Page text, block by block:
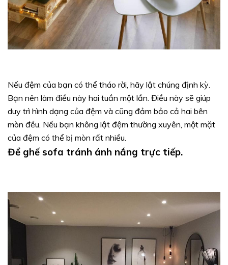
Nếu đệm của bạn có thể tháo rời, hãy lật chúng định kỳ.
Bạn nên làm điều này hai tuần một lần. Điều này sẽ giúp
duy trì hình dạng của đệm và cũng đảm bảo cả hai bên
mòn đều. Nếu bạn không lật đệm thường xuyên, một mặt
của đệm có thể bị mòn rất nhiều.
Để ghế sofa tránh ánh nắng trực tiếp.